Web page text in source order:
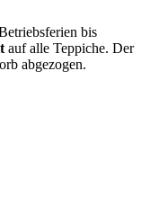
bis
auf alle Teppiche. Der
abgezogen.